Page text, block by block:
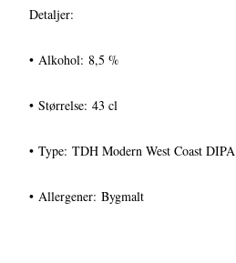
Detaljer:
• Alkohol: 8,5 %
• Størrelse: 43 cl
• Type: TDH Modern West Coast DIPA
• Allergener: Bygmalt